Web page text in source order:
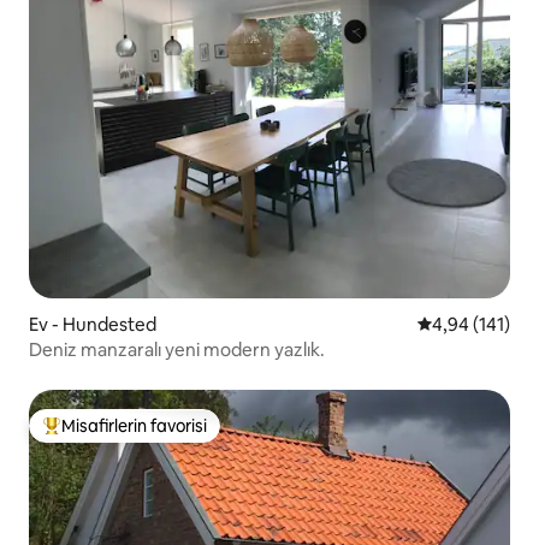
Ev - Hundested 5 üzerinden
4,94 (141)
Deniz manzaralı yeni modern yazlık.
Misafirlerin favorilerinden en beğenilenler arasında
Misafirlerin favorisi